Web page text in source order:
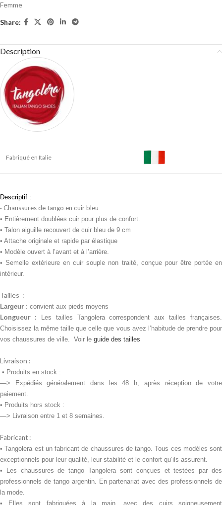
Femme
Share:
Description
Fabriqué en Italie
Descriptif :
• Chaussures de tango en cuir bleu
• Entièrement doublées cuir pour plus de confort.
• Talon aiguille recouvert de cuir bleu de 9 cm
• Attache originale et rapide par élastique
• Modèle ouvert à l’avant et à l’arrière.
• Semelle extérieure en cuir souple non traité, conçue pour être portée en
intérieur.
Tailles :
Largeur : convient aux pieds moyens
Longueur : Les tailles Tangolera correspondent aux tailles françaises.
Choisissez la même taille que celle que vous avez l’habitude de prendre pour
vos chaussures de ville. Voir le guide des tailles
Livraison :
• Produits en stock :
—> Expédiés généralement dans les 48 h, après réception de votre
paiement.
• Produits hors stock :
—> Livraison entre 1 et 8 semaines.
Fabricant :
• Tangolera est un fabricant de chaussures de tango. Tous ces modèles sont
exceptionnels pour leur qualité, leur stabilité et le confort qu’ils assurent.
• Les chaussures de tango Tangolera sont conçues et testées par des
professionnels de tango argentin. En partenariat avec des professionnels de
la mode.
• Elles sont fabriquées à la main, avec des cuirs soigneusement